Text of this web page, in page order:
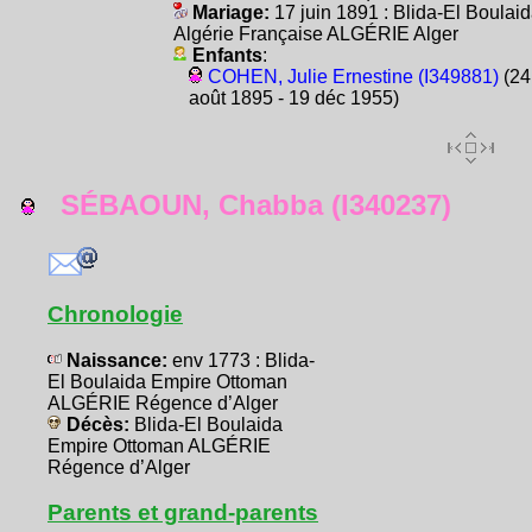
Mariage: 17 juin 1891 : Blida-El
Algérie Française ALGÉRIE Alger
Enfants:
COHEN, Julie Ernestine (I349881)(24
août 1895 - 19 déc 1955)
SÉBAOUN, Chabba (I340237)
Chronologie
Naissance: env 1773 : Blida-
El Boulaida Empire Ottoman
ALGÉRIE Régence d’Alger
Décès: Blida-El Boulaida
Empire Ottoman ALGÉRIE
Régence d’Alger
Parents et grand-parents